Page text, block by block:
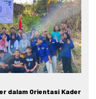
dalam Orientasi Kader